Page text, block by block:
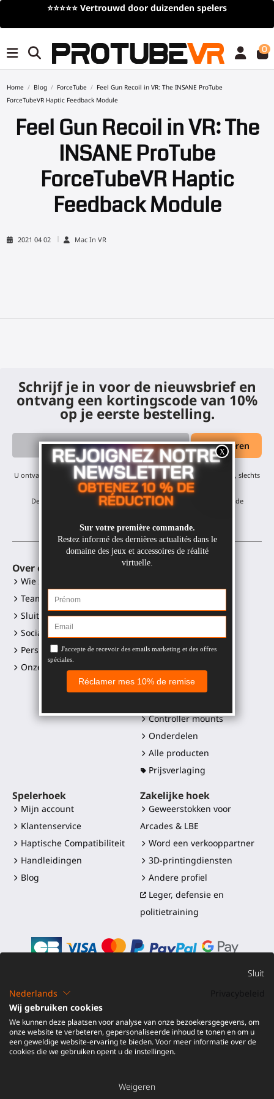
⭐⭐⭐⭐⭐ Vertrouwd door duizenden spelers
0
Home Blog ForceTube
Feel Gun Recoil in VR: The INSANE ProTube
ForceTubeVR Haptic Feedback Module
Feel Gun Recoil in VR: The
INSANE ProTube
ForceTubeVR Haptic
Feedback Module
2021 04 02 Mac In VR
Schrijf je in voor de nieuwsbrief en
ontvang een kortingscode van 10%
op je eerste bestelling.
U ontvangt onze maandelijkse updates en aanbiedingen - geen spam, slechts
één e-mail per maand! U kunt zich op elk moment afmelden.
De korting geldt voor al onze producten, met uitzondering van de
Over ons
Wie zijn wij?
Team
Sluit je aan
Sociale media links
Perskit en logo's
Onze retailers
VR-toebehoren
Gunstock ProVolver
ProStraps sleeves
SWINGiT Golf Club
Controller mounts
Onderdelen
Alle producten
Prijsverlaging
Spelerhoek
Mijn account
Klantenservice
Haptische Compatibiliteit
Handleidingen
Blog
Zakelijke hoek
Geweerstokken voor
Arcades & LBE
Word een verkooppartner
3D-printingdiensten
Andere profiel
Leger, defensie en
politietraining
©2016-2026 - ProTubeVR™
Verzending en douanerechten
Terugbetaling
Sluit
Nederlands
Wij gebruiken cookies
We kunnen deze plaatsen voor analyse van onze bezoekersgegevens, om
onze website te verbeteren, gepersonaliseerde inhoud te tonen en om u
een geweldige website-ervaring te bieden. Voor meer informatie over de
cookies die we gebruiken opent u de instellingen.
Weigeren